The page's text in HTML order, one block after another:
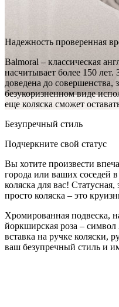
Надежность проверенная
Balmoral – классическая
насчитывает более 150 лет.
доведена до совершенства,
безукоризненном виде
еще коляска сможет
Безупречный стиль
Подчеркните свой статус
Вы хотите произвести
города или ваших соседей
коляска для вас!
просто коляска – это
Хромированная подвеска,
йоркширская роза –
вставка на ручке коляски,
ваш безупречный стиль и